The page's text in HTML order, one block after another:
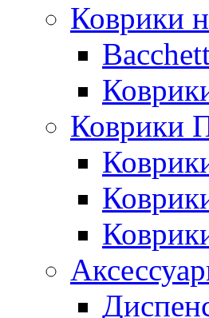
Коврики
Коврики